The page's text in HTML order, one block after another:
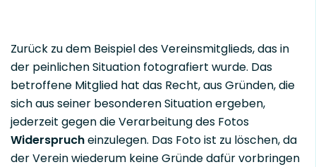
Zurück zu dem Beispiel des Vereinsmitglieds, das in
der peinlichen Situation fotografiert wurde. Das
betroffene Mitglied hat das Recht, aus Gründen, die
sich aus seiner besonderen Situation ergeben,
jederzeit gegen die Verarbeitung des Fotos
Widersprucheinzulegen. Das Foto ist zu löschen, da
der Verein wiederum keine Gründe dafür vorbringen